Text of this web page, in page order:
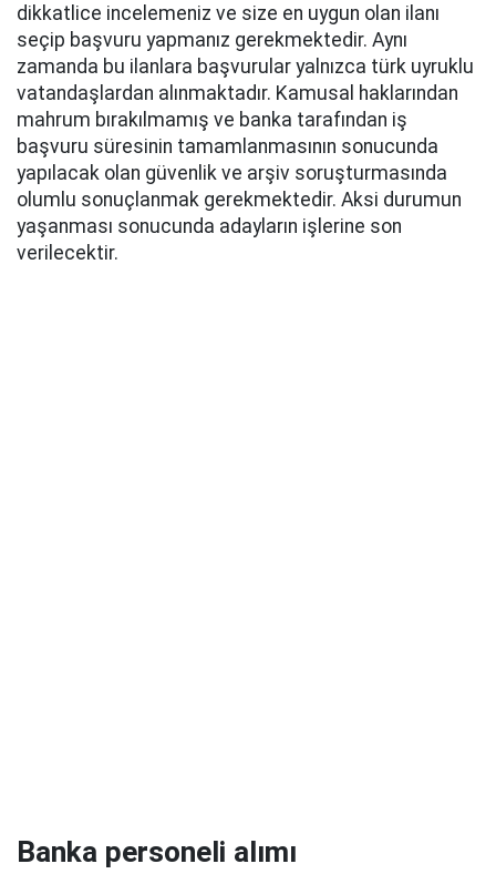
dikkatlice incelemeniz ve size en uygun olan ilanı
seçip başvuru yapmanız gerekmektedir. Aynı
zamanda bu ilanlara başvurular yalnızca türk uyruklu
vatandaşlardan alınmaktadır. Kamusal haklarından
mahrum bırakılmamış ve banka tarafından iş
başvuru süresinin tamamlanmasının sonucunda
yapılacak olan güvenlik ve arşiv soruşturmasında
olumlu sonuçlanmak gerekmektedir. Aksi durumun
yaşanması sonucunda adayların işlerine son
verilecektir.
Banka personeli alımı